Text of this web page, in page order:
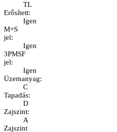
TL
Erősített:
Igen
M+S
jel:
Igen
3PMSF
jel:
Igen
Üzemanyag:
C
Tapadás:
D
Zajszint:
A
Zajszint